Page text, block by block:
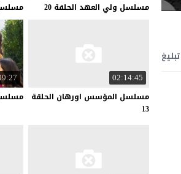
تبليغ
مسلسل ولي العهد الحلقة 20
02:14:45
مسلسل المؤسس اورهان الحلقة
13